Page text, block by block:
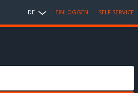
DE EINLOGGEN SELF SERVICE